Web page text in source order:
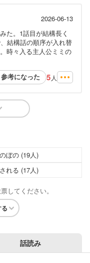
2026-06-13
た。1話目が結構長く
結構話の順序が入れ替
時々入る主人公ミミの
参考になった
5 人
ぼの (19人)
れる (17人)
してください。
話読み